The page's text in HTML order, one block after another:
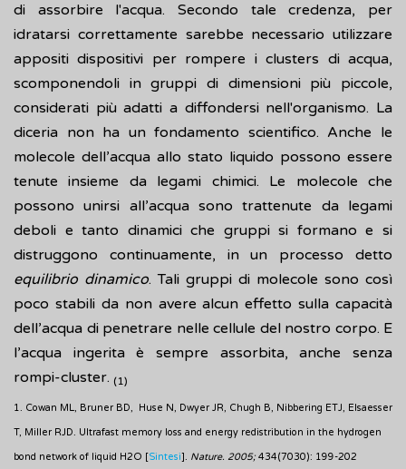
di assorbire l'acqua. Secondo tale credenza, per
idratarsi correttamente sarebbe necessario utilizzare
appositi dispositivi per rompere i clusters di acqua,
scomponendoli in gruppi di dimensioni più piccole,
considerati più adatti a diffondersi nell'organismo. La
diceria non ha un fondamento scientifico. Anche le
molecole dell’acqua allo stato liquido possono essere
tenute insieme da legami chimici. Le molecole che
possono unirsi all’acqua sono trattenute da legami
deboli e tanto dinamici che gruppi si formano e si
distruggono continuamente, in un processo detto
equilibrio dinamico. Tali gruppi di molecole sono così
poco stabili da non avere alcun effetto sulla capacità
dell’acqua di penetrare nelle cellule del nostro corpo. E
l’acqua ingerita è sempre assorbita, anche senza
rompi-cluster. (1)
1. Cowan ML, Bruner BD, Huse N, Dwyer JR, Chugh B, Nibbering ETJ, Elsaesser
T, Miller RJD. Ultrafast memory loss and energy redistribution in the hydrogen
bond network of liquid H2O [Sintesi]. Nature. 2005; 434(7030): 199-202